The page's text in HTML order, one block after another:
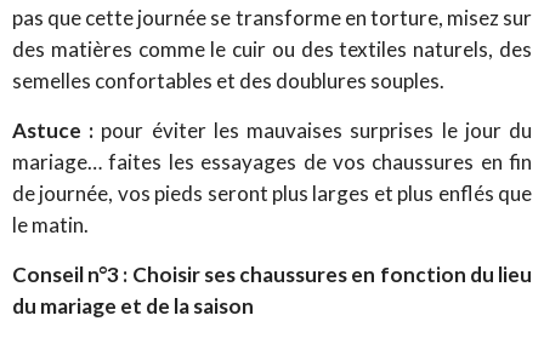
pas que cette journée se transforme en torture, misez sur
des matières comme le cuir ou des textiles naturels, des
semelles confortables et des doublures souples.
Astuce : pour éviter les mauvaises surprises le jour du
mariage… faites les essayages de vos chaussures en fin
de journée, vos pieds seront plus larges et plus enflés que
le matin.
Conseil n°3 : Choisir ses chaussures en fonction du lieu
du mariage et de la saison